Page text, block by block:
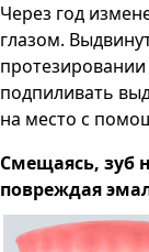
Через год
глазом.
подпиливать
на место с
Смещаясь, зуб
повреждая